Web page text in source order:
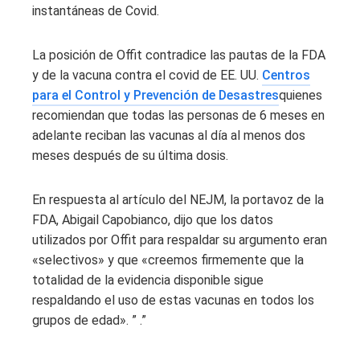
instantáneas de Covid.
La posición de Offit contradice las pautas de la FDA
y de la vacuna contra el covid de EE. UU. Centros
para el Control y Prevención de Desastresquienes
recomiendan que todas las personas de 6 meses en
adelante reciban las vacunas al día al menos dos
meses después de su última dosis.
En respuesta al artículo del NEJM, la portavoz de la
FDA, Abigail Capobianco, dijo que los datos
utilizados por Offit para respaldar su argumento eran
«selectivos» y que «creemos firmemente que la
totalidad de la evidencia disponible sigue
respaldando el uso de estas vacunas en todos los
grupos de edad». ” .”